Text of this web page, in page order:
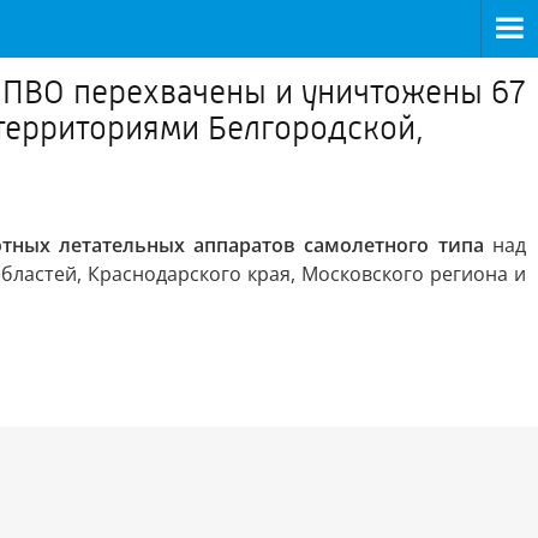
перехвачены и уничтожены 67
Белгородской,
летательных аппаратов самолетного типа над
Краснодарского края, Московского региона и